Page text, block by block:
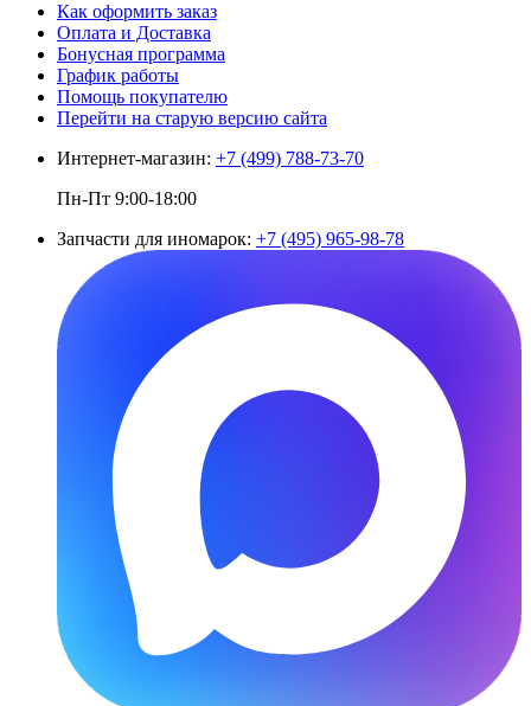
Как оформить заказ
Оплата и Доставка
Бонусная программа
График работы
Помощь покупателю
Перейти на старую версию сайта
Интернет-магазин: +7 (499) 788-73-70
Пн-Пт 9:00-18:00
Запчасти для иномарок: +7 (495) 965-98-78